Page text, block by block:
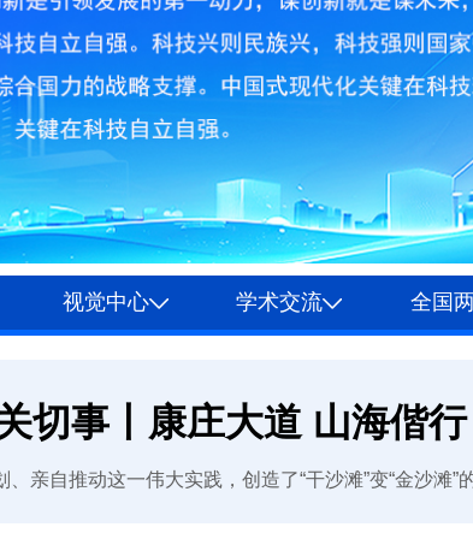
视觉中心 学术交流 全国
切事丨康庄大道 山海偕行
自推动这一伟大实践，创造了“干沙滩”变“金沙滩”